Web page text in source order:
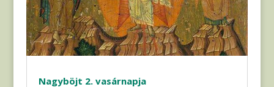
Nagyböjt 2. vasárnapja